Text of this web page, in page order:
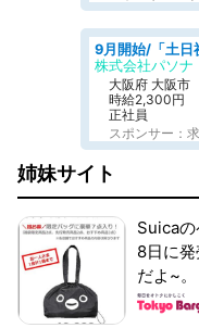
株式会社パソナ
大阪府 大阪市
時給2,300円
正社員
スポンサー：
姉妹サイト
Suica
8日に
だよ~。